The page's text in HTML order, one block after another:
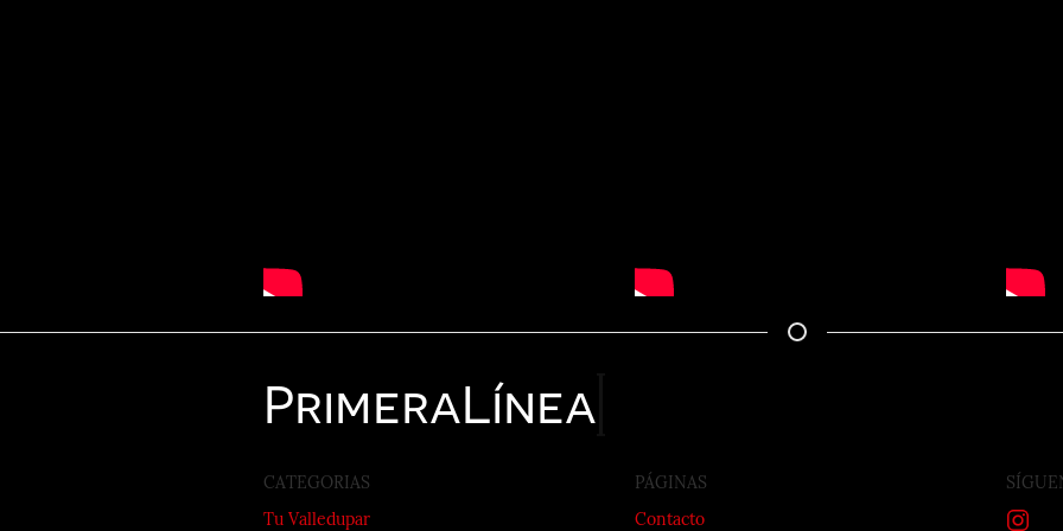
PrimeraLínea
CATEGORIAS
Tu Valledupar
PÁGINAS
Contacto